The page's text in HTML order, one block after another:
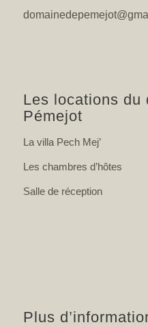
Les locations du
Pémejot
La villa Pech Mej’
Les chambres d’hôtes
Salle de réception
Plus